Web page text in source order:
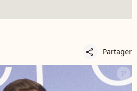
share Partager